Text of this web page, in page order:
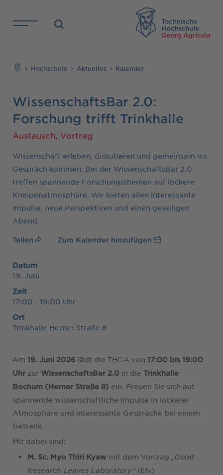
Direkt zu den Inhalten springen
Hochschule Aktuelles Kalender
WissenschaftsBar 2.0:
Forschung trifft Trinkhalle
Austausch, Vortrag
Wissenschaft erleben, diskutieren und gemeinsam ins
Gespräch kommen: Bei der WissenschaftsBar 2.0
treffen spannende Forschungsthemen auf lockere
Kneipenatmosphäre. Wir bieten allen interessante
Impulse, neue Perspektiven und einen geselligen
Abend.
Teilen Zum Kalender hinzufügen
Datum
19. Juni
Zeit
17:00 - 19:00 Uhr
Ort
Trinkhalle Herner Straße 8
Am 19. Juni 2026 lädt die THGA von 17:00 bis 19:00
Uhr zur WissenschaftsBar 2.0 in die Trinkhalle
Bochum (Herner Straße 8) ein. Freuen Sie sich auf
spannende wissenschaftliche Impulse in lockerer
Atmosphäre und interessante Gespräche bei einem
Getränk.
Mit dabei sind:
M. Sc. Myo Thiri Kyaw mit dem Vortrag „Good
Research Leaves Laboratory“(EN)